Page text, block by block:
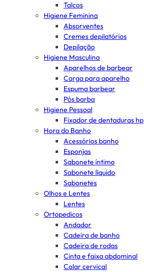
Talcos
Higiene Feminina
Absorventes
Cremes depilatórios
Depilação
Higiene Masculina
Aparelhos de barbear
Carga para aparelho
Espuma barbear
Pós barba
Higiene Pessoal
Fixador de dentaduras hp
Hora do Banho
Acessórios banho
Esponjas
Sabonete íntimo
Sabonete líquido
Sabonetes
Olhos e Lentes
Lentes
Ortopedicos
Andador
Cadeira de banho
Cadeira de rodas
Cinta e faixa abdominal
Colar cervical